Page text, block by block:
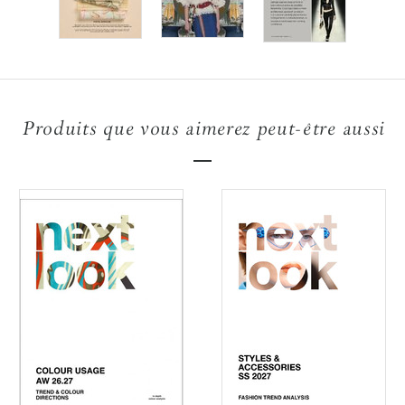
Produits que vous aimerez peut-être aussi